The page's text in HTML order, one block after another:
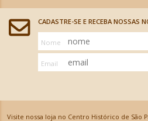
CADASTRE-SE E RECEBA NOSSAS
Nome
Email
Visite nossa loja no Centro Histórico de São